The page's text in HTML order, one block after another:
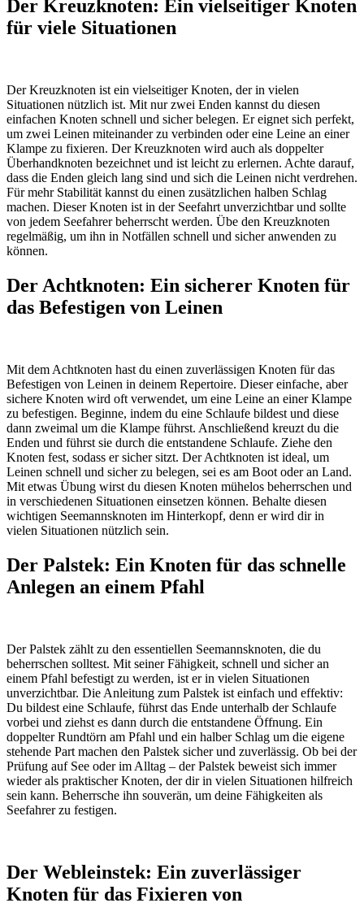
Der Kreuzknoten: Ein vielseitiger Knoten
für viele Situationen
Der Kreuzknoten ist ein vielseitiger Knoten, der in vielen
Situationen nützlich ist. Mit nur zwei Enden kannst du diesen
einfachen Knoten schnell und sicher belegen. Er eignet sich perfekt,
um zwei Leinen miteinander zu verbinden oder eine Leine an einer
Klampe zu fixieren. Der Kreuzknoten wird auch als doppelter
Überhandknoten bezeichnet und ist leicht zu erlernen. Achte darauf,
dass die Enden gleich lang sind und sich die Leinen nicht verdrehen.
Für mehr Stabilität kannst du einen zusätzlichen halben Schlag
machen. Dieser Knoten ist in der Seefahrt unverzichtbar und sollte
von jedem Seefahrer beherrscht werden. Übe den Kreuzknoten
regelmäßig, um ihn in Notfällen schnell und sicher anwenden zu
können.
Der Achtknoten: Ein sicherer Knoten für
das Befestigen von Leinen
Mit dem Achtknoten hast du einen zuverlässigen Knoten für das
Befestigen von Leinen in deinem Repertoire. Dieser einfache, aber
sichere Knoten wird oft verwendet, um eine Leine an einer Klampe
zu befestigen. Beginne, indem du eine Schlaufe bildest und diese
dann zweimal um die Klampe führst. Anschließend kreuzt du die
Enden und führst sie durch die entstandene Schlaufe. Ziehe den
Knoten fest, sodass er sicher sitzt. Der Achtknoten ist ideal, um
Leinen schnell und sicher zu belegen, sei es am Boot oder an Land.
Mit etwas Übung wirst du diesen Knoten mühelos beherrschen und
in verschiedenen Situationen einsetzen können. Behalte diesen
wichtigen Seemannsknoten im Hinterkopf, denn er wird dir in
vielen Situationen nützlich sein.
Der Palstek: Ein Knoten für das schnelle
Anlegen an einem Pfahl
Der Palstek zählt zu den essentiellen Seemannsknoten, die du
beherrschen solltest. Mit seiner Fähigkeit, schnell und sicher an
einem Pfahl befestigt zu werden, ist er in vielen Situationen
unverzichtbar. Die Anleitung zum Palstek ist einfach und effektiv:
Du bildest eine Schlaufe, führst das Ende unterhalb der Schlaufe
vorbei und ziehst es dann durch die entstandene Öffnung. Ein
doppelter Rundtörn am Pfahl und ein halber Schlag um die eigene
stehende Part machen den Palstek sicher und zuverlässig. Ob bei der
Prüfung auf See oder im Alltag – der Palstek beweist sich immer
wieder als praktischer Knoten, der dir in vielen Situationen hilfreich
sein kann. Beherrsche ihn souverän, um deine Fähigkeiten als
Seefahrer zu festigen.
Der Webleinstek: Ein zuverlässiger
Knoten für das Fixieren von